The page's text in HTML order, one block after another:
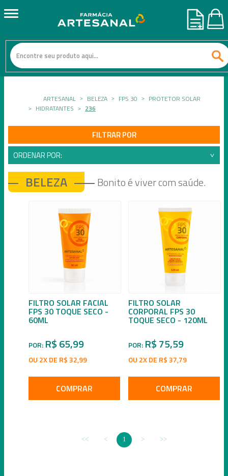
ARTESANAL BELEZA FPS 30
PROTETOR SOLAR
HIDRATANTES
236
FILTRAR POR
ORDENAR POR:
BELEZA Bonito é viver com saúde.
FILTRO SOLAR FACIAL
FPS 30 TOQUE SECO -
60ML
POR: R$ 65,99
OU 2X DE R$ 32,99
COMPRAR
FILTRO SOLAR
CORPORAL FPS 30
TOQUE SECO - 120ML
POR: R$ 75,59
OU 2X DE R$ 37,79
COMPRAR
1